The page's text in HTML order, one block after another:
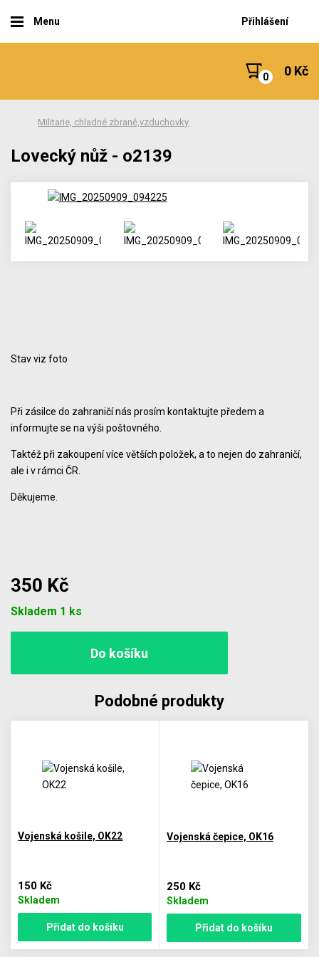
Menu Přihlášení
0 Kč
Militarie, chladné zbraně,vzduchovky
Lovecký nůž - o2139
Stav viz foto
Při zásilce do zahraničí nás prosím kontaktujte předem a
informujte se na výši poštovného.
Taktéž při zakoupení více větších položek, a to nejen do zahraničí,
ale i v rámci ČR.
Děkujeme.
350 Kč
Skladem 1 ks
Podobné produkty
Vojenská košile, OK22
150 Kč
Skladem
Přidat do košíku
Vojenská čepice, OK16
250 Kč
Skladem
Přidat do košíku